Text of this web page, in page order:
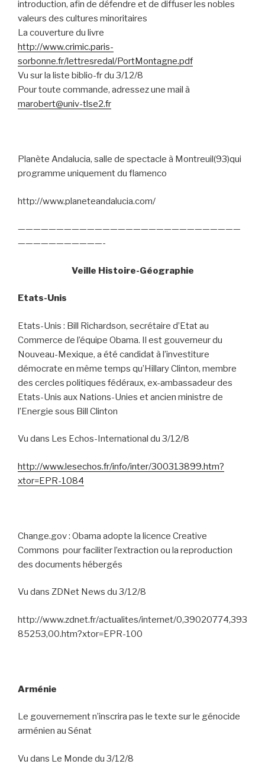
introduction, afin de défendre et de diffuser les nobles
valeurs des cultures minoritaires
La couverture du livre
http://www.crimic.paris-
sorbonne.fr/lettresredal/PortMontagne.pdf
Vu sur la liste biblio-fr du 3/12/8
Pour toute commande, adressez une mail à
marobert@univ-tlse2.fr
Planète Andalucia, salle de spectacle à Montreuil(93)qui
programme uniquement du flamenco
http://www.planeteandalucia.com/
—————————————————————————————
———————————-
Veille Histoire-Géographie
Etats-Unis
Etats-Unis : Bill Richardson, secrétaire d’Etat au
Commerce de l’équipe Obama. Il est gouverneur du
Nouveau-Mexique, a été candidat à l’investiture
démocrate en même temps qu’Hillary Clinton, membre
des cercles politiques fédéraux, ex-ambassadeur des
Etats-Unis aux Nations-Unies et ancien ministre de
l’Energie sous Bill Clinton
Vu dans Les Echos-International du 3/12/8
http://www.lesechos.fr/info/inter/300313899.htm?
xtor=EPR-1084
Change.gov : Obama adopte la licence Creative
Commons pour faciliter l’extraction ou la reproduction
des documents hébergés
Vu dans ZDNet News du 3/12/8
http://www.zdnet.fr/actualites/internet/0,39020774,393
85253,00.htm?xtor=EPR-100
Arménie
Le gouvernement n’inscrira pas le texte sur le génocide
arménien au Sénat
Vu dans Le Monde du 3/12/8